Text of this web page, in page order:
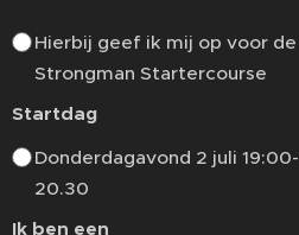
Hierbij geef ik mij op voor de
Strongman Startercourse
Startdag
Donderdagavond 2 juli 19:00-
20.30
Ik ben een